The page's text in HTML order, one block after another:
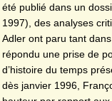
été publié dans un
1997), des analyses
Adler ont paru tant
répondu une prise de
d’histoire du temps
dès janvier 1996,